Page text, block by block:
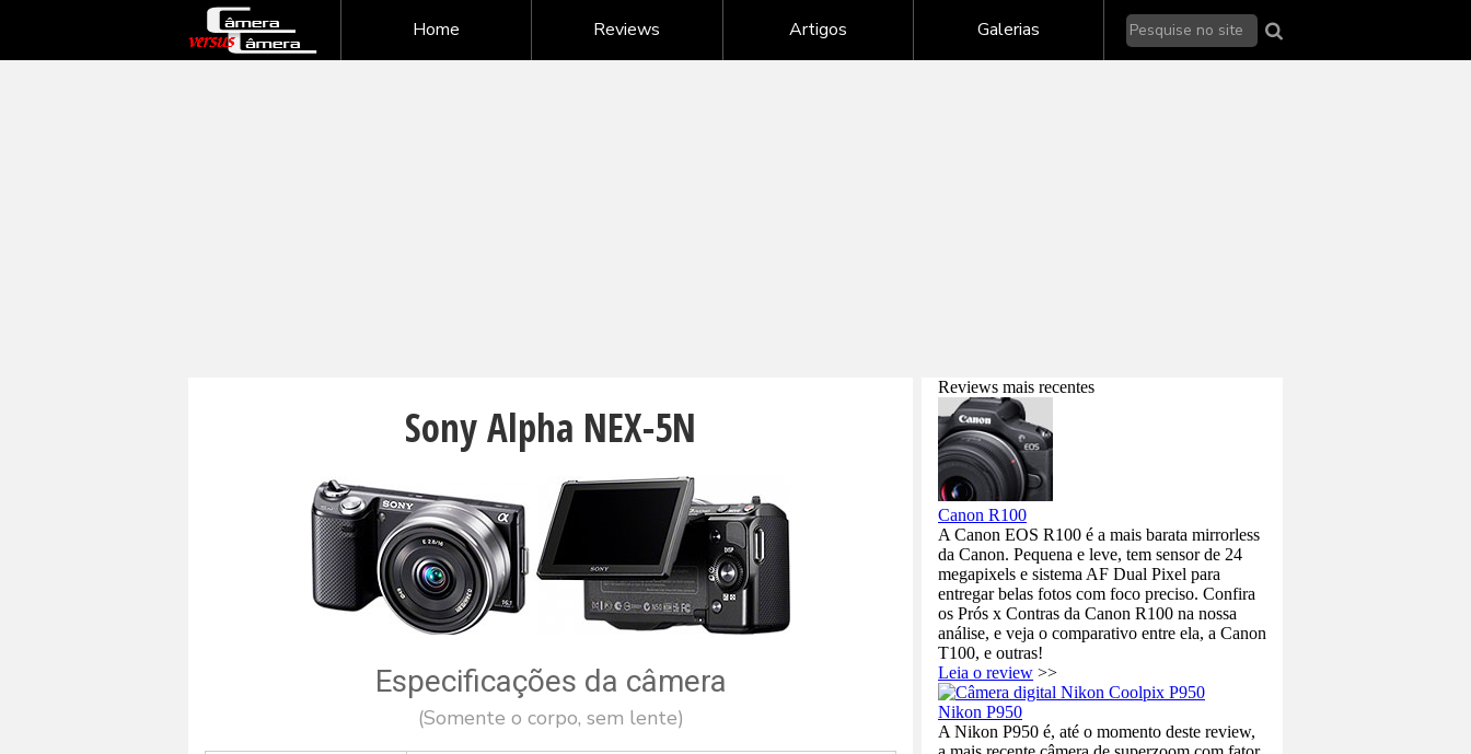
Home Reviews
Nikon - câmeras digitais
Samsung - câmeras digitais
Artigos Galerias
Galerias de fotos - Nikon
Galerias de fotos - Sony
Sony Alpha NEX-5N
Especificações da câmera
(Somente o corpo, sem lente)